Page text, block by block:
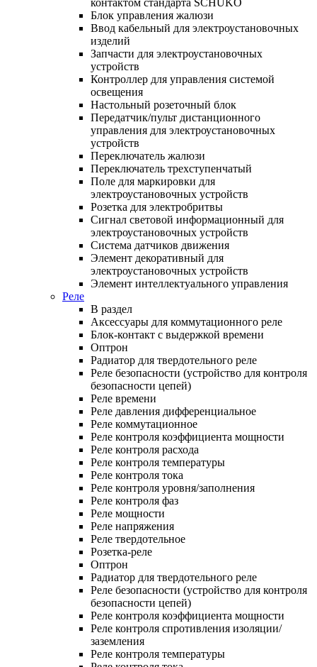
Блок управления жалюзи
Ввод кабельный для электроустановочных
изделий
Запчасти для электроустановочных
устройств
Контроллер для управления системой
освещения
Настольный розеточный блок
Передатчик/пульт дистанционного
управления для электроустановочных
устройств
Переключатель жалюзи
Переключатель трехступенчатый
Поле для маркировки для
электроустановочных устройств
Розетка для электробритвы
Сигнал световой информационный для
электроустановочных устройств
Система датчиков движения
Элемент декоративный для
электроустановочных устройств
Элемент интеллектуального управления
Реле
В раздел
Аксессуары для коммутационного реле
Блок-контакт с выдержкой времени
Оптрон
Радиатор для твердотельного реле
Реле безопасности (устройство для контроля
безопасности цепей)
Реле времени
Реле давления дифференциальное
Реле коммутационное
Реле контроля коэффициента мощности
Реле контроля расхода
Реле контроля температуры
Реле контроля тока
Реле контроля уровня/заполнения
Реле контроля фаз
Реле мощности
Реле напряжения
Реле твердотельное
Розетка-реле
Оптрон
Радиатор для твердотельного реле
Реле безопасности (устройство для контроля
безопасности цепей)
Реле контроля коэффициента мощности
Реле контроля спротивления изоляции/
заземления
Реле контроля температуры